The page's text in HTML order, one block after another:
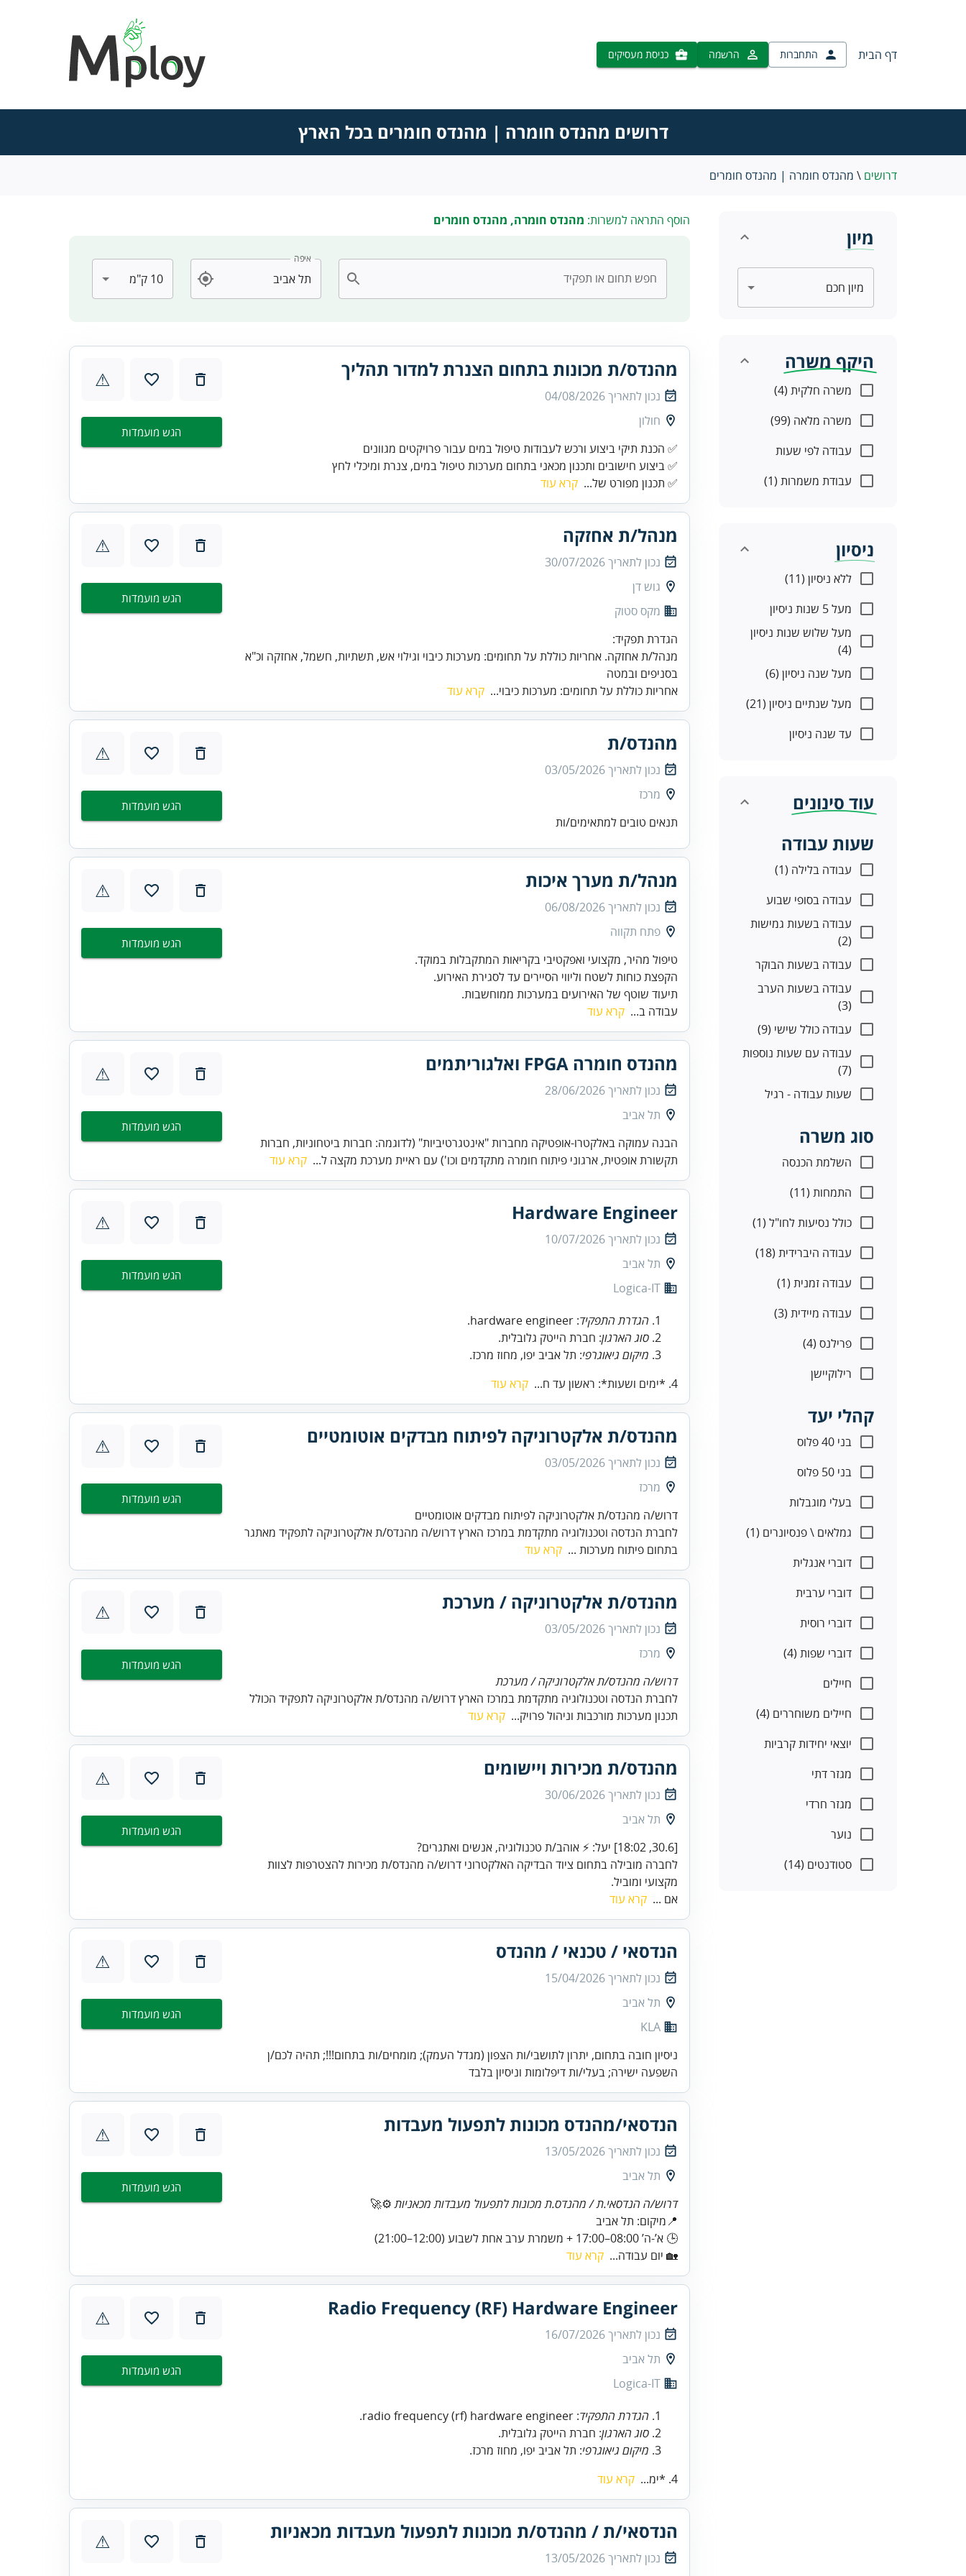
דף הבית התחברות הרשמה כניסת מעסיקים
דרושים מהנדס חומרה | מהנדס חומרים בכל הארץ
דרושים \ מהנדס חומרה | מהנדס חומרים
מיון
היקף משרה
משרה חלקית (4)
משרה מלאה (99)
עבודה לפי שעות
עבודת משמרות (1)
ניסיון
ללא ניסיון (11)
מעל 5 שנות ניסיון
מעל שלוש שנות ניסיון
(4)
מעל שנה ניסיון (6)
מעל שנתיים ניסיון (21)
עד שנה ניסיון
עוד סינונים
שעות עבודה
עבודה בלילה (1)
עבודה בסופי שבוע
עבודה בשעות גמישות
(2)
עבודה בשעות הבוקר
עבודה בשעות הערב
(3)
עבודה כולל שישי (9)
עבודה עם שעות נוספות
(7)
שעות עבודה - רגיל
סוג משרה
השלמת הכנסה
התמחות (11)
כולל נסיעות לחו"ל (1)
עבודה היברידית (18)
עבודה זמנית (1)
עבודה מיידית (3)
פרילנס (4)
רילוקיישן
קהלי יעד
בני 40 פלוס
בני 50 פלוס
בעלי מוגבלות
גמלאים \ פנסיונרים (1)
דוברי אנגלית
דוברי ערבית
דוברי רוסית
דוברי שפות (4)
חיילים
חיילים משוחררים (4)
יוצאי יחידות קרביות
מגזר דתי
מגזר חרדי
נוער
סטודנטים (14)
הוסף התראה למשרות: מהנדס חומרה, מהנדס חומרים
חפש תחום או תפקיד
איפה
מהנדס/ת מכונות בתחום הצנרת למדור תהליך
נכון לתאריך04/08/2026
חולון
✅ ביצוע חישובים ותכנון מכאני בתחום מערכות טיפול במים, צנרת ומיכלי לחץ
✅ תכנון מפורט של... קרא עוד
⚠
הגש מועמדות
מנהל/ת אחזקה
נכון לתאריך30/07/2026
גוש דן
מקס סטוק
בסניפים ובמטה
אחריות כוללת על תחומים: מערכות כיבוי... קרא עוד
⚠
הגש מועמדות
מהנדס/ת
נכון לתאריך03/05/2026
מרכז
תנאים טובים למתאימים/ות
⚠
הגש מועמדות
מנהל/ת מערך איכות
נכון לתאריך06/08/2026
פתח תקווה
תיעוד שוטף של האירועים במערכות ממוחשבות.
עבודה ב... קרא עוד
⚠
הגש מועמדות
מהנדס חומרה FPGA ואלגוריתמים
נכון לתאריך28/06/2026
תל אביב
הבנה עמוקה באלקטרו-אופטיקה מחברות "אינטגרטיביות" (לדוגמה: חברות ביטחוניות, חברות
תקשורת אופטית, ארגוני פיתוח חומרה מתקדמים וכו') עם ראיית מערכת מקצה ל... קרא עוד
⚠
הגש מועמדות
Hardware Engineer
נכון לתאריך10/07/2026
תל אביב
Logica-IT
הגדרת התפקיד: hardware engineer.
סוג הארגון: חברת הייטק גלובלית.
מיקום גיאוגרפי: תל אביב יפו, מחוז מרכז.
4. *ימים ושעות*: ראשון עד ח...
קרא עוד
⚠
הגש מועמדות
מהנדס/ת אלקטרוניקה לפיתוח מבדקים אוטומטיים
נכון לתאריך03/05/2026
מרכז
דרוש/ה מהנדס/ת אלקטרוניקה לפיתוח מבדקים אוטומטיים
לחברת הנדסה וטכנולוגיה מתקדמת במרכז הארץ דרוש/ה מהנדס/ת אלקטרוניקה לתפקיד מאתגר
בתחום פיתוח מערכות ... קרא עוד
⚠
הגש מועמדות
מהנדס/ת אלקטרוניקה / מערכת
נכון לתאריך03/05/2026
מרכז
דרוש/ה מהנדס/ת אלקטרוניקה / מערכת
לחברת הנדסה וטכנולוגיה מתקדמת במרכז הארץ דרוש/ה מהנדס/ת אלקטרוניקה לתפקיד הכולל
תכנון מערכות מורכבות וניהול פרויק... קרא עוד
⚠
הגש מועמדות
מהנדס/ת מכירות ויישומים
נכון לתאריך30/06/2026
תל אביב
לחברה מובילה בתחום ציוד הבדיקה האלקטרוני דרוש/ה מהנדס/ת מכירות להצטרפות לצוות
מקצועי ומוביל.
אם ... קרא עוד
⚠
הגש מועמדות
הנדסאי / טכנאי / מהנדס
נכון לתאריך15/04/2026
תל אביב
KLA
ניסיון חובה בתחום, יתרון לתושבי/ות הצפון (מגדל העמק); מומחים/ות בתחום!!!; תהיה לכם/ן
השפעה ישירה; בעלי/ות דיפלומות וניסיון בלבד
⚠
הגש מועמדות
הנדסאי/מהנדס מכונות לתפעול מעבדות
נכון לתאריך13/05/2026
תל אביב
דרוש/ה הנדסאי.ת / מהנדס.ת מכונות לתפעול מעבדות מכאניות⚙️🚀
🕒 א’-ה’ 08:00–17:00 + משמרת ערב אחת לשבוע (12:00–21:00)
🏡 יום עבודה... קרא עוד
⚠
הגש מועמדות
Radio Frequency (RF) Hardware Engineer
נכון לתאריך16/07/2026
תל אביב
Logica-IT
הגדרת התפקיד: radio frequency (rf) hardware engineer.
סוג הארגון: חברת הייטק גלובלית.
מיקום גיאוגרפי: תל אביב יפו, מחוז מרכז.
4. *ימ...
קרא עוד
⚠
הגש מועמדות
הנדסאי/ת / מהנדס/ת מכונות לתפעול מעבדות מכאניות
נכון לתאריך13/05/2026
⚠